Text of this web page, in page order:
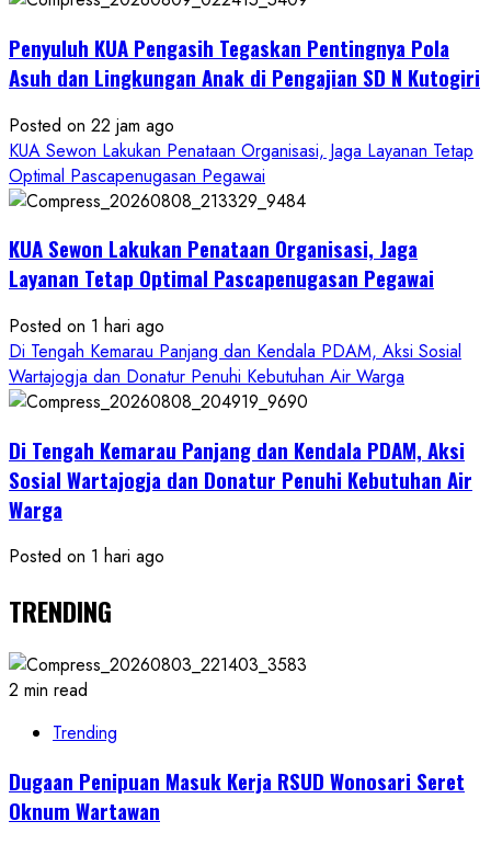
Penyuluh KUA Pengasih Tegaskan Pentingnya Pola
Asuh dan Lingkungan Anak di Pengajian SD N Kutogiri
Posted on 22 jam ago
KUA Sewon Lakukan Penataan Organisasi, Jaga Layanan Tetap
Optimal Pascapenugasan Pegawai
KUA Sewon Lakukan Penataan Organisasi, Jaga
Layanan Tetap Optimal Pascapenugasan Pegawai
Posted on 1 hari ago
Di Tengah Kemarau Panjang dan Kendala PDAM, Aksi Sosial
Wartajogja dan Donatur Penuhi Kebutuhan Air Warga
Di Tengah Kemarau Panjang dan Kendala PDAM, Aksi
Sosial Wartajogja dan Donatur Penuhi Kebutuhan Air
Warga
Posted on 1 hari ago
TRENDING
2 min read
Trending
Dugaan Penipuan Masuk Kerja RSUD Wonosari Seret
Oknum Wartawan